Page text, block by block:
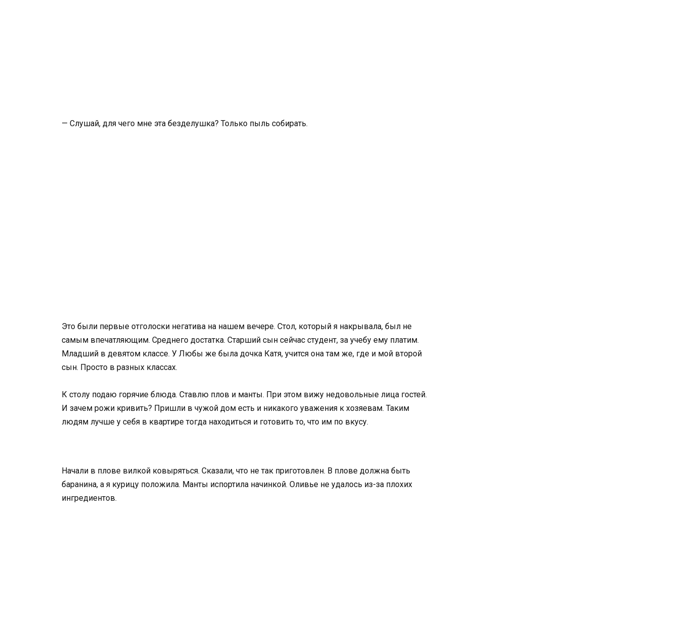
— Слушай, для чего мне эта безделушка? Только пыль собирать.
Это были первые отголоски негатива на нашем вечере. Стол, который я накрывала, был не
самым впечатляющим. Среднего достатка. Старший сын сейчас студент, за учебу ему платим.
Младший в девятом классе. У Любы же была дочка Катя, учится она там же, где и мой второй
сын. Просто в разных классах.
К столу подаю горячие блюда. Ставлю плов и манты. При этом вижу недовольные лица гостей.
И зачем рожи кривить? Пришли в чужой дом есть и никакого уважения к хозяевам. Таким
людям лучше у себя в квартире тогда находиться и готовить то, что им по вкусу.
Начали в плове вилкой ковыряться. Сказали, что не так приготовлен. В плове должна быть
баранина, а я курицу положила. Манты испортила начинкой. Оливье не удалось из-за плохих
ингредиентов.